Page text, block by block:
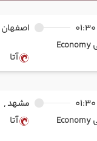
01:30 اصفهان
آتا
01:30 مشهد ,
آتا